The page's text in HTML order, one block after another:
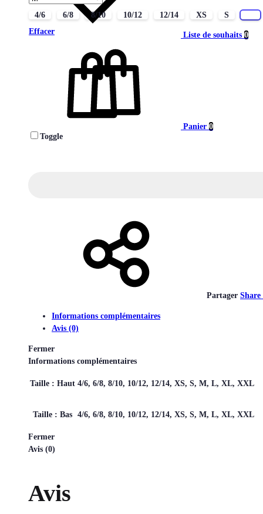
Liste de souhaits 0
Panier 0
4/6 6/8 8/10 10/12 12/14 XS S
Effacer
Toggle
Partager Share
Informations complémentaires
Avis (0)
Fermer
Informations complémentaires
Taille : Haut 4/6, 6/8, 8/10, 10/12, 12/14, XS, S, M, L, XL, XXL
Taille : Bas 4/6, 6/8, 8/10, 10/12, 12/14, XS, S, M, L, XL, XXL
Fermer
Avis (0)
Avis